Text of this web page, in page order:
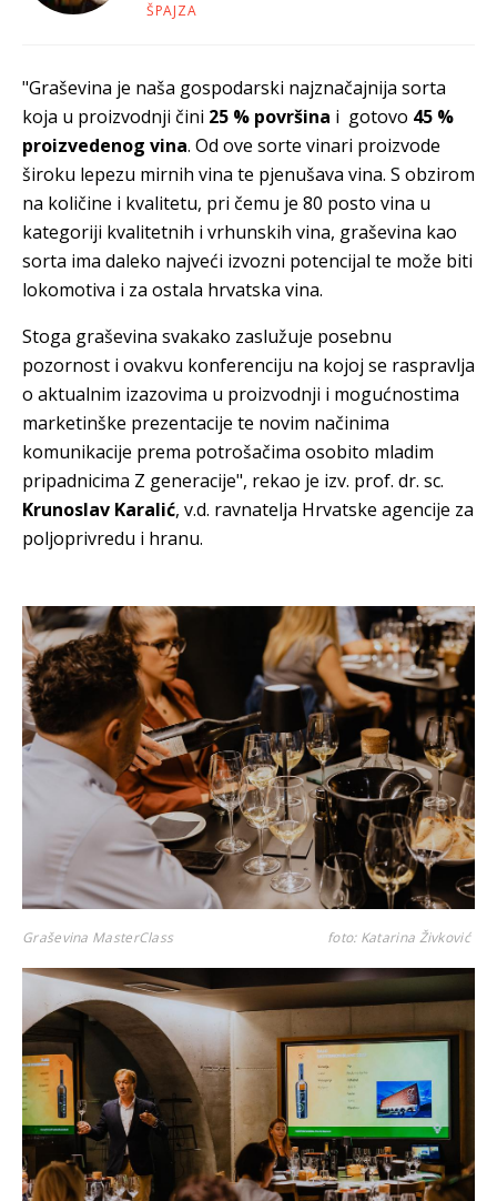
ŠPAJZA
"Graševina je naša gospodarski najznačajnija sorta
koja u proizvodnji čini 25 % površina i gotovo 45 %
proizvedenog vina. Od ove sorte vinari proizvode
široku lepezu mirnih vina te pjenušava vina. S obzirom
na količine i kvalitetu, pri čemu je 80 posto vina u
kategoriji kvalitetnih i vrhunskih vina, graševina kao
sorta ima daleko najveći izvozni potencijal te može biti
lokomotiva i za ostala hrvatska vina.
Stoga graševina svakako zaslužuje posebnu
pozornost i ovakvu konferenciju na kojoj se raspravlja
o aktualnim izazovima u proizvodnji i mogućnostima
marketinške prezentacije te novim načinima
komunikacije prema potrošačima osobito mladim
pripadnicima Z generacije", rekao je izv. prof. dr. sc.
Krunoslav Karalić, v.d. ravnatelja Hrvatske agencije za
poljoprivredu i hranu.
Graševina MasterClass foto: Katarina Živković